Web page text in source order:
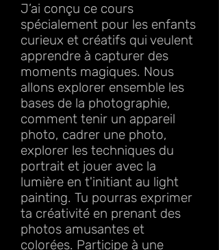
J’ai conçu ce cours
spécialement pour les enfants
curieux et créatifs qui veulent
apprendre à capturer des
moments magiques. Nous
allons explorer ensemble les
bases de la photographie,
comment tenir un appareil
photo, cadrer une photo,
explorer les techniques du
portrait et jouer avec la
lumière en t'initiant au light
painting. Tu pourras exprimer
ta créativité en prenant des
photos amusantes et
colorées. Participe à une